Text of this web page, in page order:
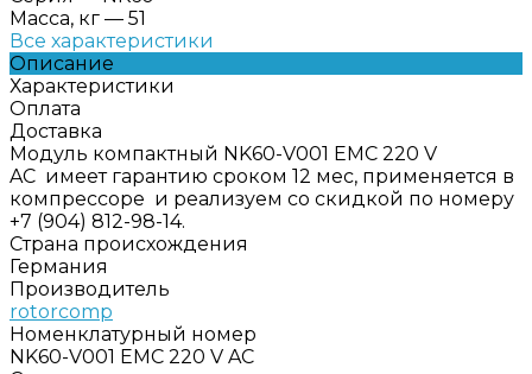
Масса, кг — 51
Все характеристики
Описание
Характеристики
Оплата
Доставка
Модуль компактный NK60-V001 EMC 220 V
AC имеет гарантию сроком 12 мес, применяется в
компрессоре и реализуем со скидкой по номеру
+7 (904) 812-98-14.
Страна происхождения
Германия
Производитель
rotorcomp
Номенклатурный номер
NK60-V001 EMC 220 V AC